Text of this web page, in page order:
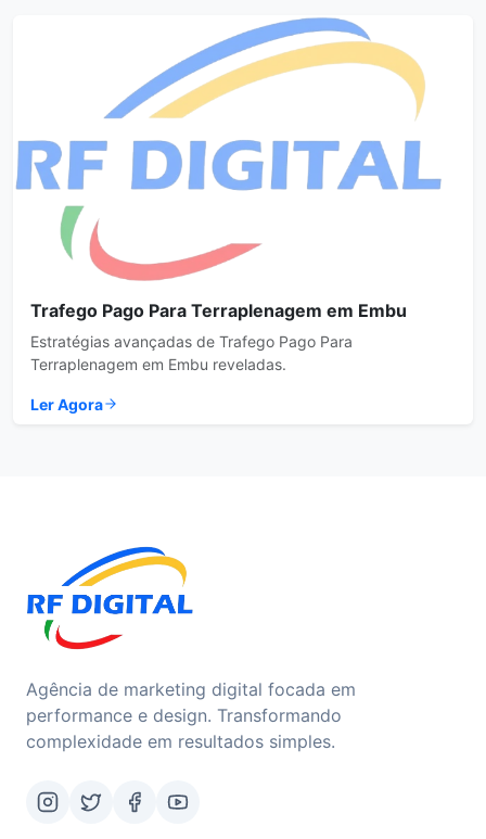
Trafego Pago Para Terraplenagem em Embu
Estratégias avançadas de Trafego Pago Para
Terraplenagem em Embu reveladas.
Ler Agora
Agência de marketing digital focada em
performance e design. Transformando
complexidade em resultados simples.